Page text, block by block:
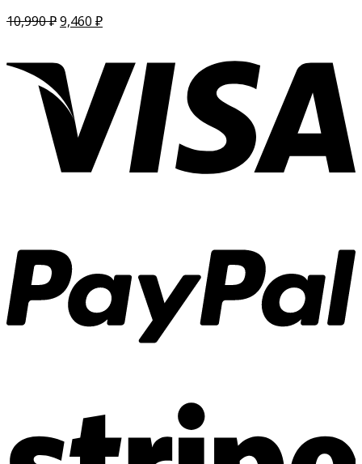
10,990₽9,460 ₽